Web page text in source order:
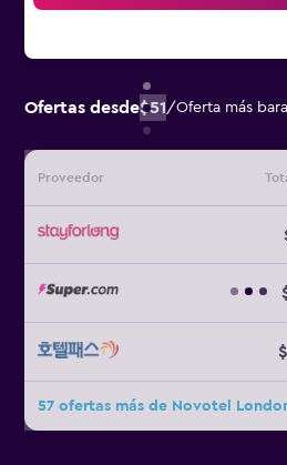
Ofertas desde$51/Oferta más
Proveedor
57 ofertas más de Novotel